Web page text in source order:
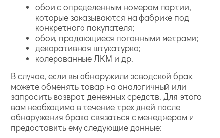
обои с определенным номером партии,
которые заказываются на фабрике под
конкретного покупателя;
обои, продающиеся погонными метрами;
декоративная штукатурка;
колерованные ЛКМ и др.
В случае, если вы обнаружили заводской брак,
можете обменять товар на аналогичный или
запросить возврат денежных средств. Для этого
вам необходимо в течение трех дней после
обнаружения брака связаться с менеджером и
предоставить ему следующие данные: